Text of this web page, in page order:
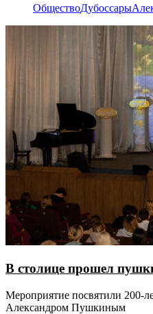
ОбществоДубоссары
В столице прошел
​​​​​​​Мероприятие посвятили 200-
Александром Пушкиным